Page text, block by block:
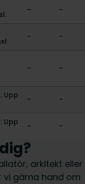
- -
- -
- -
Upp
- -
Upp
- -
arkitekt eller
vi gärna hand om